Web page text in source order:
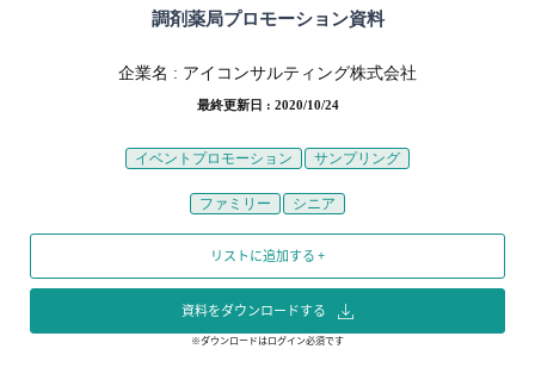
調剤薬局プロモーション資料
企業名 : アイコンサルティング株式会社
最終更新日 : 2020/10/24
イベントプロモーション サンプリング
ファミリー シニア
リストに追加する +
資料をダウンロードする
※ダウンロードはログイン必須です